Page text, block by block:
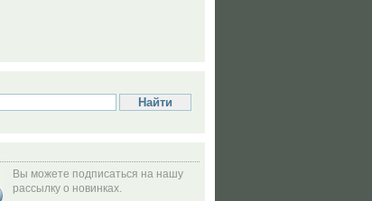
Вы можете подписаться на нашу
рассылку о новинках.